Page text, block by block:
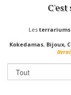
C'est
Lesterrariums
Kokedamas, Bijoux,